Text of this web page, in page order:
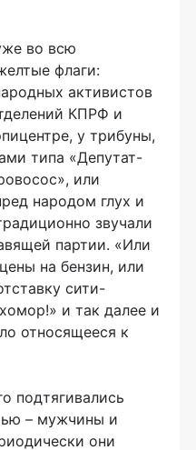
во всю
флаги:
активистов
КПРФ и
у трибуны,
типа «Депутат-
или
народом глух и
звучали
партии. «Или
на бензин, или
сити-
и так далее и
относящееся к
подтягивались
– мужчины и
они